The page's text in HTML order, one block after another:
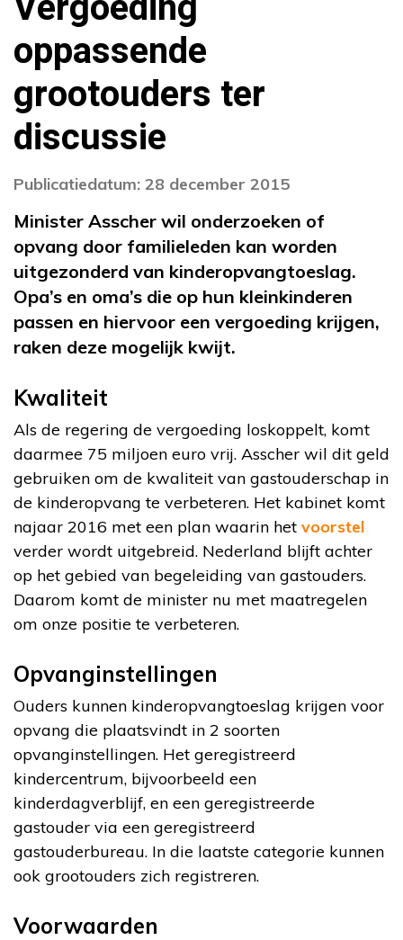
oppassende
grootouders ter
discussie
Publicatiedatum: 28 december 2015
Minister Asscher wil onderzoeken of
opvang door familieleden kan worden
uitgezonderd van kinderopvangtoeslag.
Opa’s en oma’s die op hun kleinkinderen
passen en hiervoor een vergoeding krijgen,
raken deze mogelijk kwijt.
Kwaliteit
Als de regering de vergoeding loskoppelt, komt
daarmee 75 miljoen euro vrij. Asscher wil dit geld
gebruiken om de kwaliteit van gastouderschap in
de kinderopvang te verbeteren. Het kabinet komt
najaar 2016 met een plan waarin het voorstel
verder wordt uitgebreid. Nederland blijft achter
op het gebied van begeleiding van gastouders.
Daarom komt de minister nu met maatregelen
om onze positie te verbeteren.
Opvanginstellingen
Ouders kunnen kinderopvangtoeslag krijgen voor
opvang die plaatsvindt in 2 soorten
opvanginstellingen. Het geregistreerd
kindercentrum, bijvoorbeeld een
kinderdagverblijf, en een geregistreerde
gastouder via een geregistreerd
gastouderbureau. In die laatste categorie kunnen
ook grootouders zich registreren.
Voorwaarden